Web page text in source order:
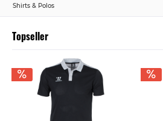
Shirts & Polos
Topseller